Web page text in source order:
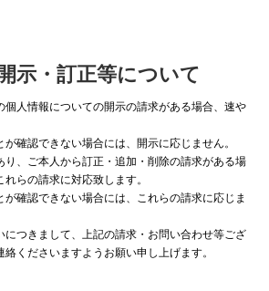
示・訂正等について
個人情報についての開示の請求がある場合、速や
確認できない場合には、開示に応じません。
り、ご本人から訂正・追加・削除の請求がある場
らの請求に対応致します。
確認できない場合には、これらの請求に応じま
につきまして、上記の請求・お問い合わせ等ござ
くださいますようお願い申し上げます。